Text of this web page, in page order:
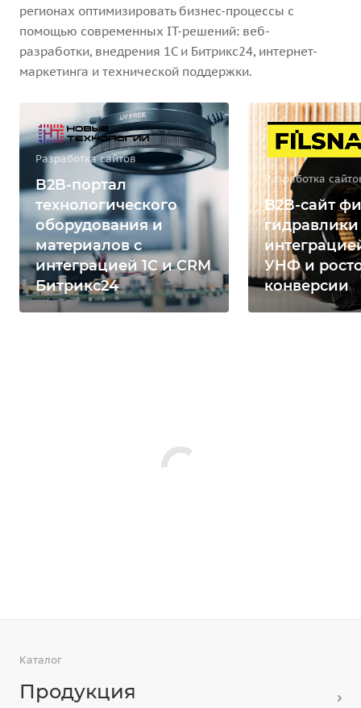
регионах оптимизировать бизнес-процессы с
помощью современных IT-решений: веб-
разработки, внедрения 1С и Битрикс24, интернет-
маркетинга и технической поддержки.
Разработка сайтов
B2B-портал
технологического
оборудования и
материалов с
интеграцией 1С и CRM
Битрикс24
Разработка
B2B-сайт
гидравлики
УНФ и
конверсии
Каталог
Продукция